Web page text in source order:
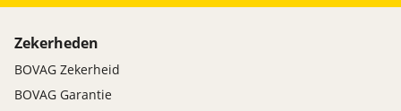
Zekerheden
BOVAG Zekerheid
BOVAG Garantie